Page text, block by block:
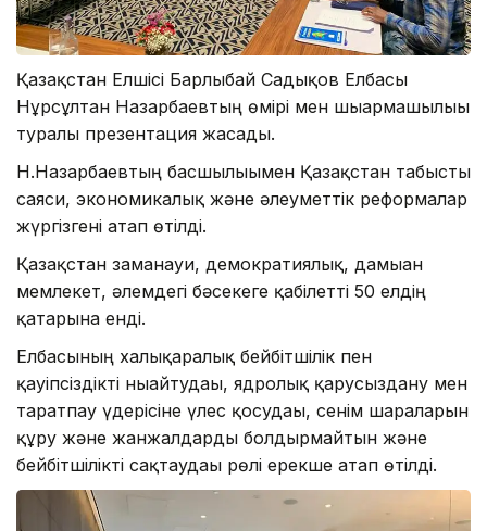
Қазақстан Елшісі Барлыбай Садықов Елбасы
Нұрсұлтан Назарбаевтың өмірі мен шығармашылығы
туралы презентация жасады.
Н.Назарбаевтың басшылығымен Қазақстан табысты
саяси, экономикалық және әлеуметтік реформалар
жүргізгені атап өтілді.
Қазақстан заманауи, демократиялық, дамыған
мемлекет, әлемдегі бәсекеге қабілетті 50 елдің
қатарына енді.
Елбасының халықаралық бейбітшілік пен
қауіпсіздікті нығайтудағы, ядролық қарусыздану мен
таратпау үдерісіне үлес қосудағы, сенім шараларын
құру және жанжалдарды болдырмайтын және
бейбітшілікті сақтаудағы рөлі ерекше атап өтілді.